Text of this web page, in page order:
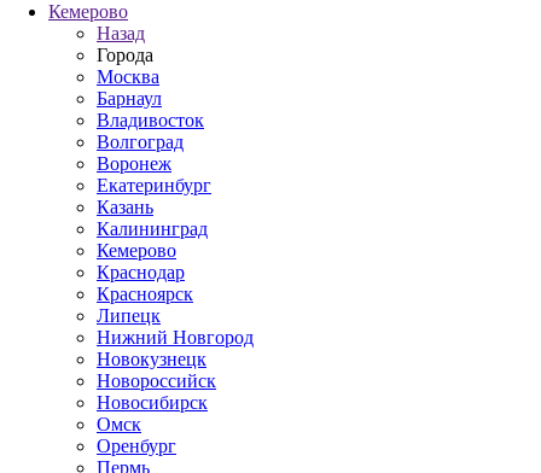
Кемерово
Назад
Города
Москва
Барнаул
Владивосток
Волгоград
Воронеж
Екатеринбург
Казань
Калининград
Кемерово
Краснодар
Красноярск
Липецк
Нижний Новгород
Новокузнецк
Новороссийск
Новосибирск
Омск
Оренбург
Пермь